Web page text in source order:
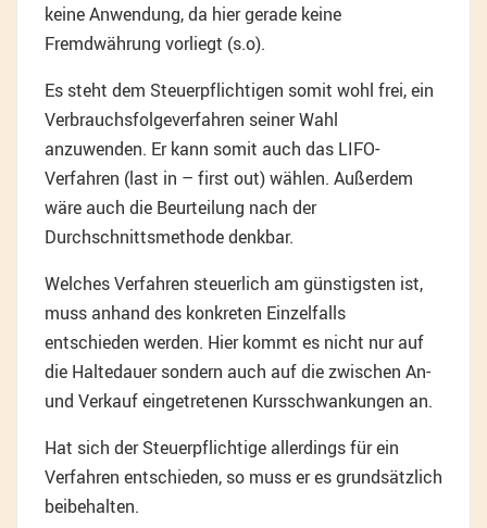
keine Anwendung, da hier gerade keine
Fremdwährung vorliegt (s.o).
Es steht dem Steuerpflichtigen somit wohl frei, ein
Verbrauchsfolgeverfahren seiner Wahl
anzuwenden. Er kann somit auch das LIFO-
Verfahren (last in – first out) wählen. Außerdem
wäre auch die Beurteilung nach der
Durchschnittsmethode denkbar.
Welches Verfahren steuerlich am günstigsten ist,
muss anhand des konkreten Einzelfalls
entschieden werden. Hier kommt es nicht nur auf
die Haltedauer sondern auch auf die zwischen An-
und Verkauf eingetretenen Kursschwankungen an.
Hat sich der Steuerpflichtige allerdings für ein
Verfahren entschieden, so muss er es grundsätzlich
beibehalten.